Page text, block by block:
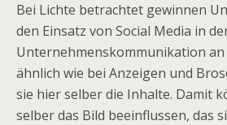
Bei Lichte betrachtet gewinnen
den Einsatz von Social Media in
Unternehmenskommunikation
ähnlich wie bei Anzeigen und
sie hier selber die Inhalte. Damit
selber das Bild beeinflussen, das